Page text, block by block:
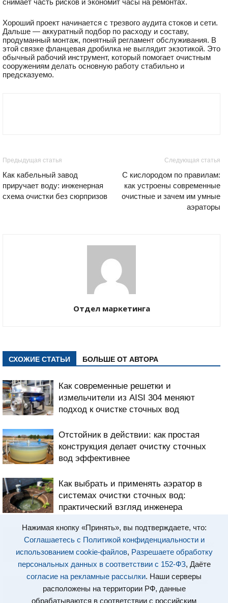
Нажимая кнопку «Принять», вы подтверждаете, что:
Соглашаетесь с Политикой конфиденциальности и
использованием cookie-файлов, Разрешаете обработку
персональных данных в соответствии с 152-ФЗ, Даёте
согласие на рекламные рассылки. Наши серверы
расположены на территории РФ, данные
обрабатываются в соответствии с российским
снимает часть рисков и экономит часы на ремонтах.
Хороший проект начинается с трезвого аудита стоков и сети.
Дальше — аккуратный подбор по расходу и составу,
продуманный монтаж, понятный регламент обслуживания. В
этой связке фланцевая дробилка не выглядит экзотикой. Это
обычный рабочий инструмент, который помогает очистным
сооружениям делать основную работу стабильно и
предсказуемо.
Предыдущая статья
Как кабельный завод
приручает воду: инженерная
схема очистки без сюрпризов
Следующая статья
С кислородом по правилам:
как устроены современные
очистные и зачем им умные
аэраторы
Отдел маркетинга
СХОЖИЕ СТАТЬИ БОЛЬШЕ ОТ АВТОРА
Как современные решетки и
измельчители из AISI 304 меняют
подход к очистке сточных вод
Отстойник в действии: как простая
конструкция делает очистку сточных
вод эффективнее
Как выбрать и применять аэратор в
системах очистки сточных вод:
практический взгляд инженера
Как правильно проектировать и
эксплуатировать дробилку в системах
очистки сточных вод: опыт инженера
Мешалка погружная на очистных: как
простой элемент делает систему